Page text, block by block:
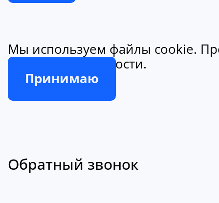
Мы используем файлы cookie.
конфиденциальности.
Принимаю
Обратный звонок